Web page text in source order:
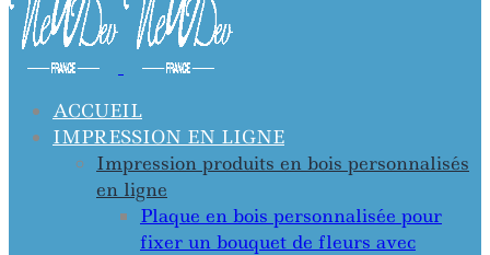
ACCUEIL
IMPRESSION EN LIGNE
Impression produits en bois personnalisés
en ligne
Plaque en bois personnalisée pour
fixer un bouquet de fleurs avec